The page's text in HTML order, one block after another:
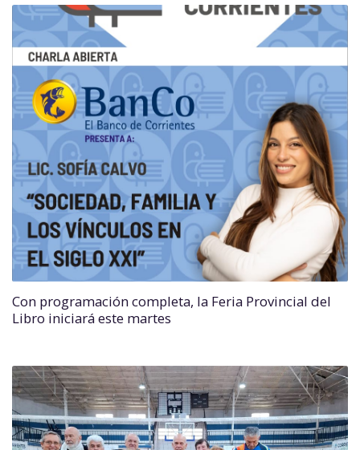
Con programación completa, la Feria Provincial del
Libro iniciará este martes